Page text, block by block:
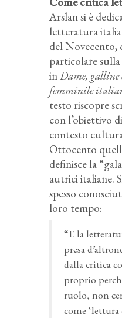
Arslan si è
letteratura
del Novecento,
particolare
inDame, galline
femminile
testo riscopre
con l’obiettivo
contesto
Ottocento
definisce la
autrici italiane.
spesso
loro tempo:
“E la
presa
dalla critica
proprio
ruolo, non
come ‘lettura